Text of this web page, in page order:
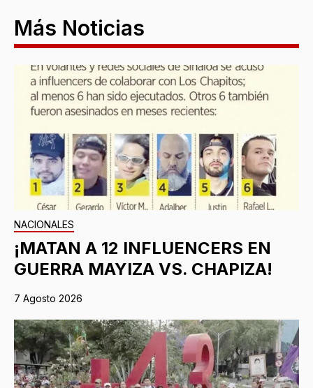
Más Noticias
NACIONALES
¡MATAN A 12 INFLUENCERS EN
GUERRA MAYIZA VS. CHAPIZA!
7 Agosto 2026